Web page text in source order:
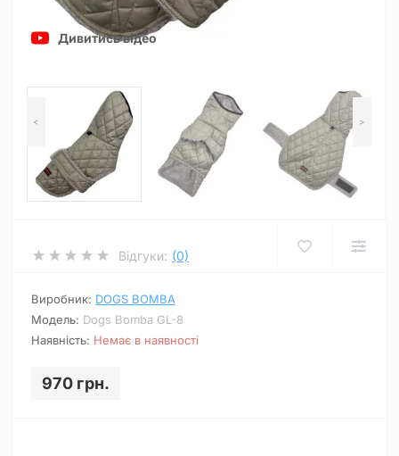
Дивитись відео
< >
Відгуки: (0)
Виробник: DOGS BOMBA
Модель: Dogs Bomba GL-8
Наявність: Немає в наявності
970 грн.